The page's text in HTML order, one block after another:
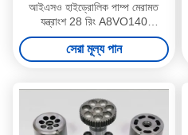
আইএসও হাইড্রোলিক পাম্প মেরামত
যন্ত্রাংশ 28 রিং A8VO140
A8VO200 A8VO250 Duarble
সেরা মূল্য পান